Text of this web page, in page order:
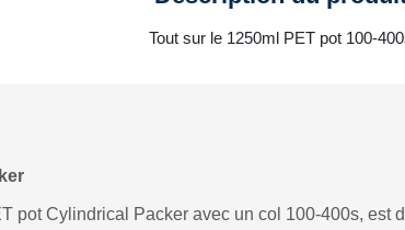
Tout sur le 1250ml PET pot 100-
pot Cylindrical Packer avec un col 100-400s, est